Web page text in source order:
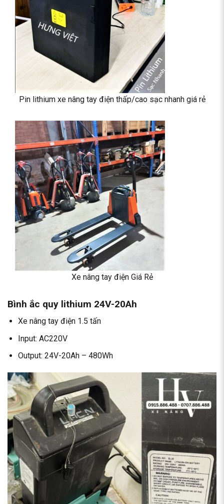
Pin lithium xe nâng tay điện thấp/cao sạc nhanh giá rẻ
Xe nâng tay điện Giá Rẻ
Bình ắc quy lithium 24V-20Ah
Xe nâng tay điện 1.5 tấn
Input: AC220V
Output: 24V-20Ah – 480Wh